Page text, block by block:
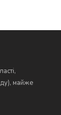
майже